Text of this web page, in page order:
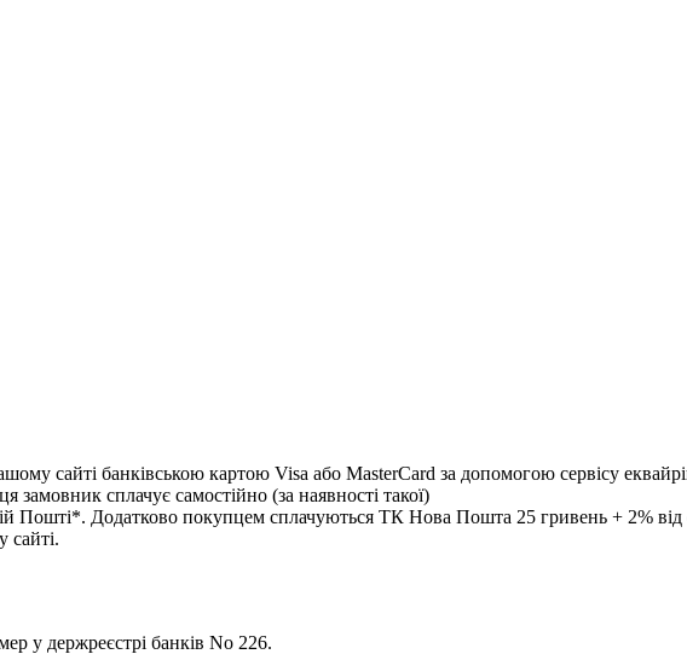
банківською картою Visa або MasterCard за допомогою сервісу
замовник сплачує самостійно (за наявності такої)
Додатково покупцем сплачуються ТК Нова Пошта 25 гривень + 2% від
сайті.
у держреєстрі банків No 226.